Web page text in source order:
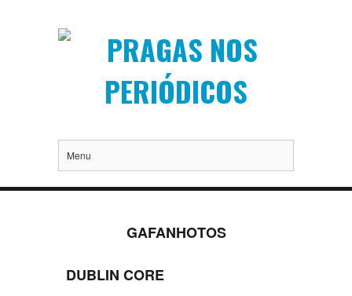
Menu
GAFANHOTOS
DUBLIN CORE